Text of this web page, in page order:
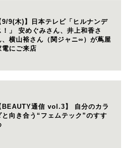
9/9(木)】日本テレビ「ヒルナンデ
！」 安めぐみさん、井上和香さ
、横山裕さん（関ジャニ∞）が蔦屋
電にご来店
BEAUTY通信 vol.3】 自分のカラ
と向き合う“フェムテック”のすす